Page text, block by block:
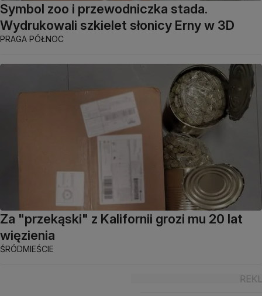
Symbol zoo i przewodniczka stada.
Wydrukowali szkielet słonicy Erny w 3D
PRAGA PÓŁNOC
Za "przekąski" z Kalifornii grozi mu 20 lat
więzienia
ŚRÓDMIEŚCIE